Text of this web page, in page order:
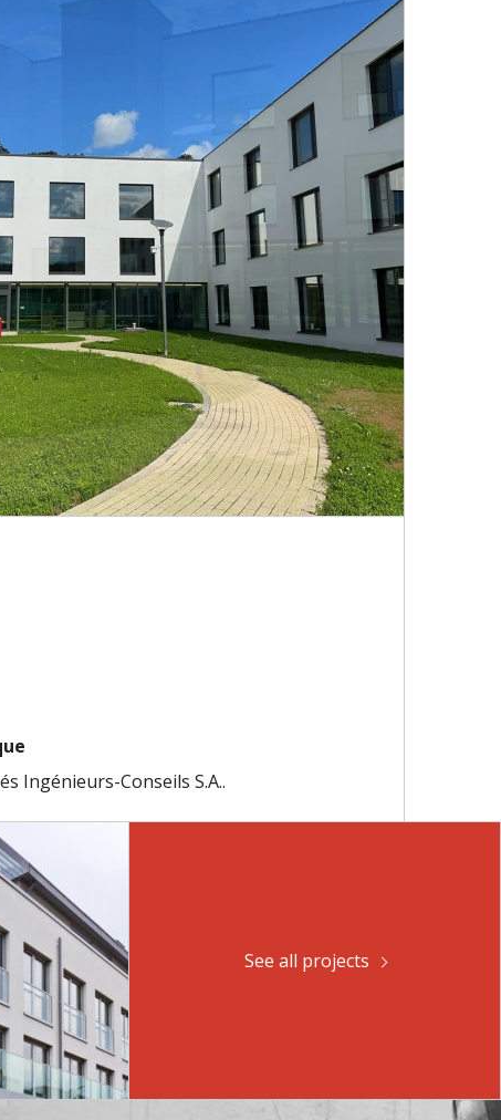
Ingénieurs-Conseils S.A..
See all projects